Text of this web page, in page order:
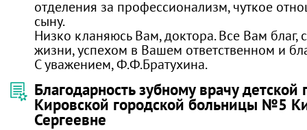
отделения за профессионализм, чуткое
сыну.
Низко кланяюсь Вам, доктора. Все Вам благ,
жизни, успехом в Вашем ответственном и
С уважением, Ф.Ф.Братухина.
Благодарность зубному врачу
Кировской городской больницы №5
Сергеевне